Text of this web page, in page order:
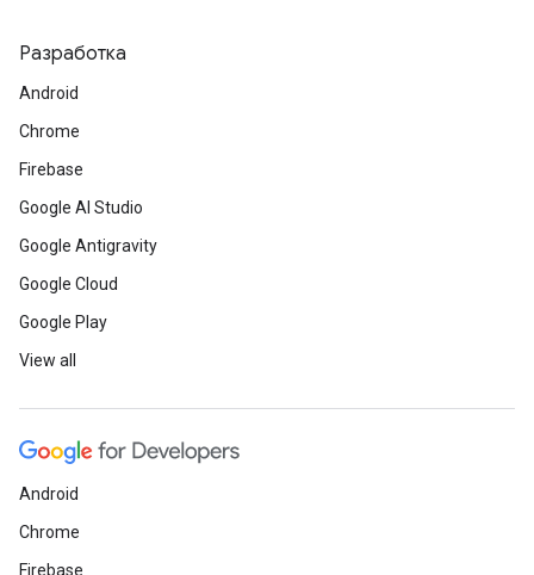
Разработка
Android
Chrome
Firebase
Google AI Studio
Google Antigravity
Google Cloud
Google Play
View all
Android
Chrome
Firebase